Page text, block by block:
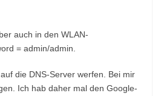
auch in den WLAN-
= admin/admin.
die DNS-Server werfen. Bei mir
Ich hab daher mal den Google-